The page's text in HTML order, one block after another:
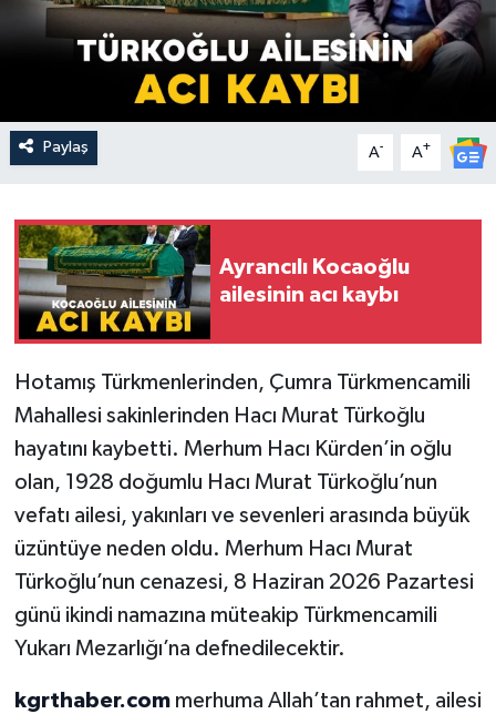
Paylaş A- A+
Ayrancılı Kocaoğlu
ailesinin acı kaybı
Hotamış Türkmenlerinden, Çumra Türkmencamili
Mahallesi sakinlerinden Hacı Murat Türkoğlu
hayatını kaybetti. Merhum Hacı Kürden’in oğlu
olan, 1928 doğumlu Hacı Murat Türkoğlu’nun
vefatı ailesi, yakınları ve sevenleri arasında büyük
üzüntüye neden oldu. Merhum Hacı Murat
Türkoğlu’nun cenazesi, 8 Haziran 2026 Pazartesi
günü ikindi namazına müteakip Türkmencamili
Yukarı Mezarlığı’na defnedilecektir.
kgrthaber.commerhuma Allah’tan rahmet, ailesi